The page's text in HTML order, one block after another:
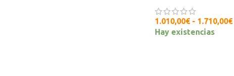
1.010,00€ - 1.710,00€
Hay existencias